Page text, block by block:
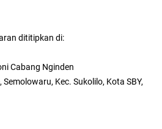
dititipkan di:
Cabang Nginden
Kec. Sukolilo, Kota SBY,